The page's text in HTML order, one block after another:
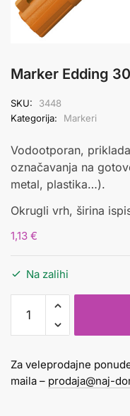
Marker Edding
SKU:
3448
Kategorija:
Markeri
Vodootporan,
označavanja na
metal, plastika…).
Okrugli vrh, širina
1,13 €
Na zalihi
Edding
300
količina
Za veleprodajne
maila – prodaja@naj-